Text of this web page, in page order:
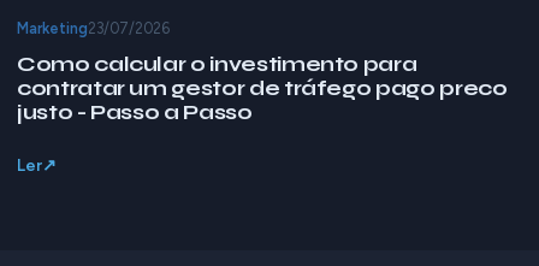
Marketing23/07/2026
Como calcular o investimento para
contratar um gestor de tráfego pago preco
justo - Passo a Passo
Ler